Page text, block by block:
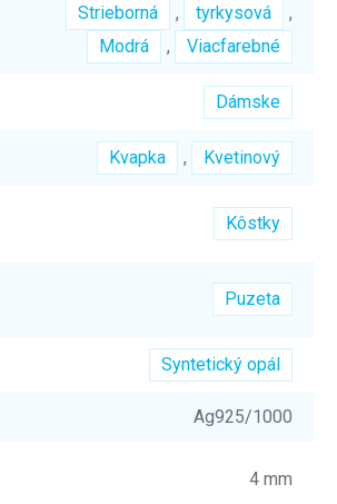
Strieborná , tyrkysová
,
Modrá
, Viacfarebné
Dámske
Kvapka , Kvetinový
Kôstky
Puzeta
Syntetický opál
Ag925/1000
4 mm